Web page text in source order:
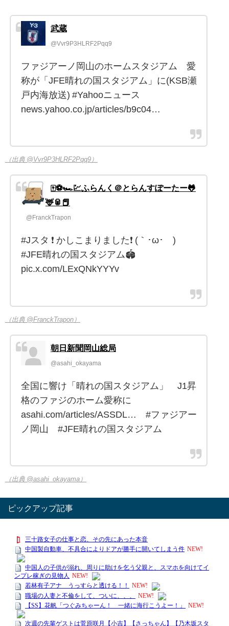
武蔵
@Vvr9P3HLRF2Pqq9
ファジアーノ岡山のホームスタジアム 愛
称が「JFE晴れの国スタジアム」に(KSB瀬
戸内海放送) #Yahooニュース
news.yahoo.co.jp/articles/b9c04…
（出典 @Vvr9P3HLRF2Pqq9）
🀄️⚽️🏎️💹ふらんく＠とらんすぽーたー🐸
🦌🥫📕
@FranckTrapon
#Jスタ ❗️ かしこまりました❗️ (｀･ω･´)ゞ
#JFE晴れの国スタジアム🏟️
pic.x.com/LExQNkYYYv
（出典 @FranckTrapon）
朝日新聞岡山総局
@asahi_okayama
全国に響け「晴れの国スタジアム」 J1昇
格のファジのホーム愛称に
asahi.com/articles/ASSDL… #ファジアー
ノ岡山 #JFE晴れの国スタジアム
（出典 @asahi_okayama）
ピックアップ記事